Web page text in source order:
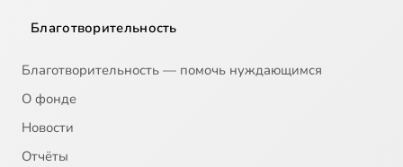
Благотворительность
Благотворительность — помочь нуждающимся
О фонде
Новости
Отчёты